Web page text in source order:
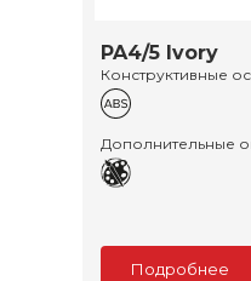
PA4/5 Ivory
Конструктивные
Дополнительные
Подробнее